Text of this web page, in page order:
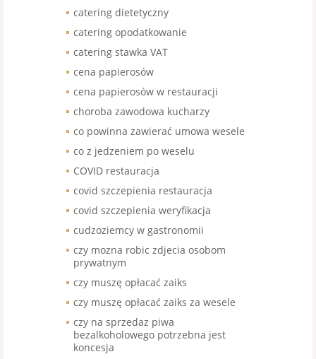
catering dietetyczny
catering opodatkowanie
catering stawka VAT
cena papierosów
cena papierosów w restauracji
choroba zawodowa kucharzy
co powinna zawierać umowa wesele
co z jedzeniem po weselu
COVID restauracja
covid szczepienia restauracja
covid szczepienia weryfikacja
cudzoziemcy w gastronomii
czy mozna robic zdjecia osobom
prywatnym
czy muszę opłacać zaiks
czy muszę opłacać zaiks za wesele
czy na sprzedaz piwa
bezalkoholowego potrzebna jest
koncesja